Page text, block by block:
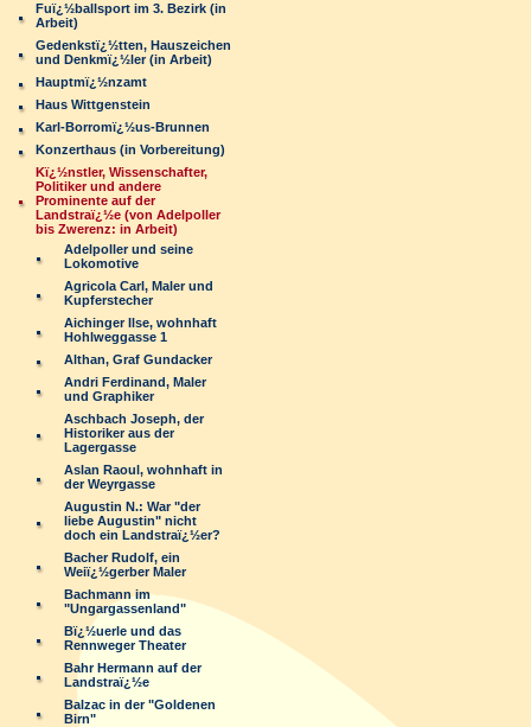
Fuï¿½ballsport im 3. Bezirk (in
Arbeit)
Gedenkstï¿½tten, Hauszeichen
und Denkmï¿½ler (in Arbeit)
Hauptmï¿½nzamt
Haus Wittgenstein
Karl-Borromï¿½us-Brunnen
Konzerthaus (in Vorbereitung)
Kï¿½nstler, Wissenschafter,
Politiker und andere
Prominente auf der
Landstraï¿½e (von Adelpoller
bis Zwerenz: in Arbeit)
Adelpoller und seine
Lokomotive
Agricola Carl, Maler und
Kupferstecher
Aichinger Ilse, wohnhaft
Hohlweggasse 1
Althan, Graf Gundacker
Andri Ferdinand, Maler
und Graphiker
Aschbach Joseph, der
Historiker aus der
Lagergasse
Aslan Raoul, wohnhaft in
der Weyrgasse
Augustin N.: War "der
liebe Augustin" nicht
doch ein Landstraï¿½er?
Bacher Rudolf, ein
Weiï¿½gerber Maler
Bachmann im
"Ungargassenland"
Bï¿½uerle und das
Rennweger Theater
Bahr Hermann auf der
Landstraï¿½e
Balzac in der "Goldenen
Birn"